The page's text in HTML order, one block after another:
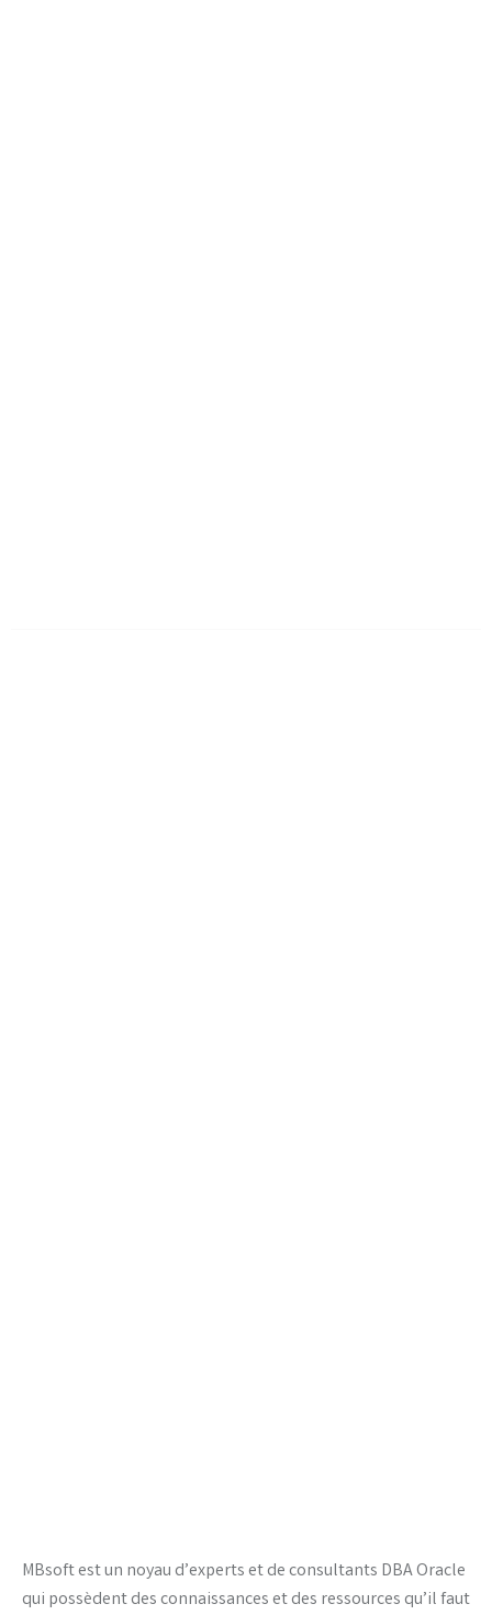
MBsoft est un noyau d’experts et de consultants DBA Oracle
qui possèdent des connaissances et des ressources qu’il faut